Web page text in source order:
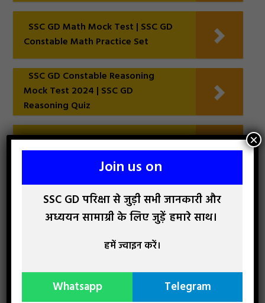
SSC GD Math Mock Test | SSC GD
Constable Math Practice Set
SSC GD Constable Reasoning
Mock Test 2024 | SSC GD
Reasoning Quiz
SSC GD English Quiz
SSC GD Mock Test 2026 [Free],
Practice Set, Online Test, Previous
Year Quiz
Join us on
SSC GD परिक्षा से जुड़ी सभी जानकारी और
अध्ययन सामाग्री के लिए जुड़ें हमारे साथ।
हमें ज्वाइन करें।
Whatsapp Telegram
×